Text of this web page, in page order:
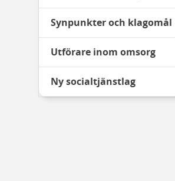
Synpunkter och klagomål
Utförare inom omsorg
Ny socialtjänstlag